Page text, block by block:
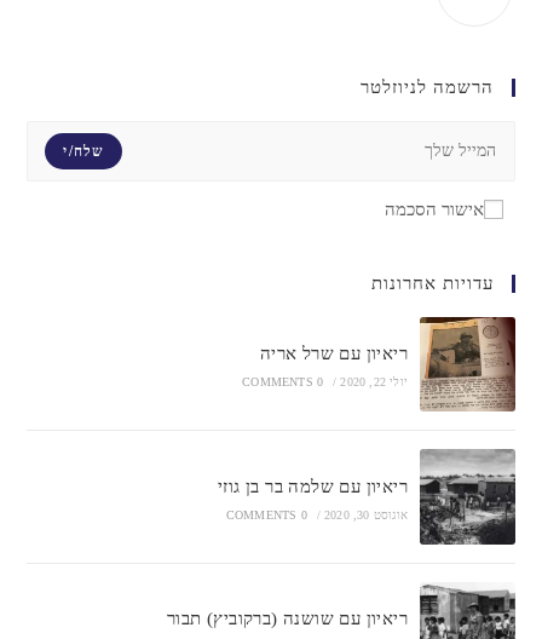
הרשמה לניוזלטר
שלח/י
אישור הסכמה
עדויות אחרונות
ריאיון עם שרל אריה
יולי 22, 2020 /
0 COMMENTS
ריאיון עם שלמה בר בן גוזי
אוגוסט 30, 2020 /
0 COMMENTS
ריאיון עם שושנה (ברקוביץ) תבור